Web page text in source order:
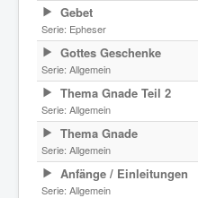
Gebet
Serie: Epheser
Gottes Geschenke
Serie: Allgemein
Thema Gnade Teil 2
Serie: Allgemein
Thema Gnade
Serie: Allgemein
Anfänge / Einleitungen
Serie: Allgemein